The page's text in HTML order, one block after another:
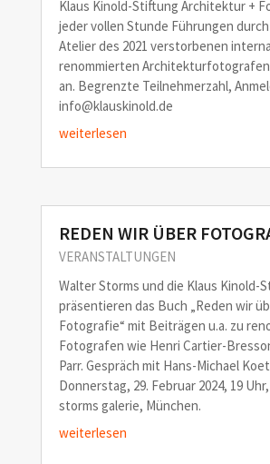
Klaus Kinold-Stiftung Architektur +
jeder vollen Stunde Führungen
Atelier des 2021 verstorbenen
renommierten Architekturfotografen
an. Begrenzte Teilnehmerzahl,
info@klauskinold.de
weiterlesen
REDEN WIR ÜBER
VERANSTALTUNGEN
Walter Storms und die Klaus Kinold-
präsentieren das Buch „Reden wir
Fotografie“ mit Beiträgen u.a. zu
Fotografen wie Henri Cartier-
Parr. Gespräch mit Hans-Michael
Donnerstag, 29. Februar 2024, 19
storms galerie, München.
weiterlesen